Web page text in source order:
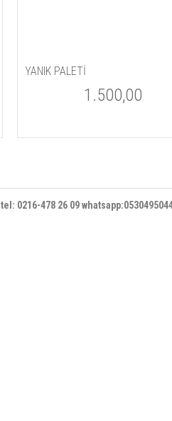
YANIK PALETİ
1.500,00
tel: 0216-478 26 09